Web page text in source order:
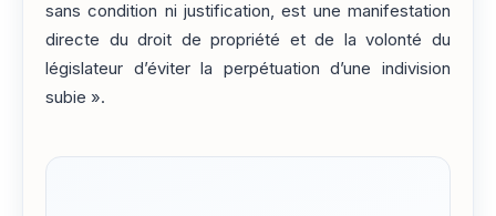
sans condition ni justification, est une manifestation
directe du droit de propriété et de la volonté du
législateur d’éviter la perpétuation d’une indivision
subie ».